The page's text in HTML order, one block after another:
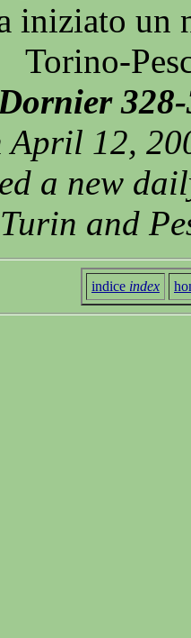
iniziato un
Torino-
328-
12,
a new
Turin and
indice index